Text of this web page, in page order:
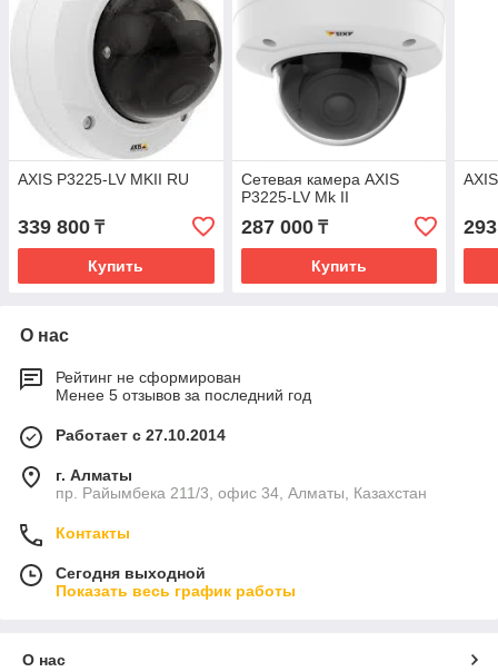
AXIS P3225-LV MKII RU
339 800 ₸
Купить
Сетевая камера AXIS
P3225-LV Mk II
287 000₸
Купить
О нас
Рейтинг не сформирован
Менее 5 отзывов за последний год
Работает с 27.10.2014
г. Алматы
пр. Райымбека 211/3, офис 34, Алматы, Казахстан
Контакты
Сегодня выходной
Показать весь график работы
О нас